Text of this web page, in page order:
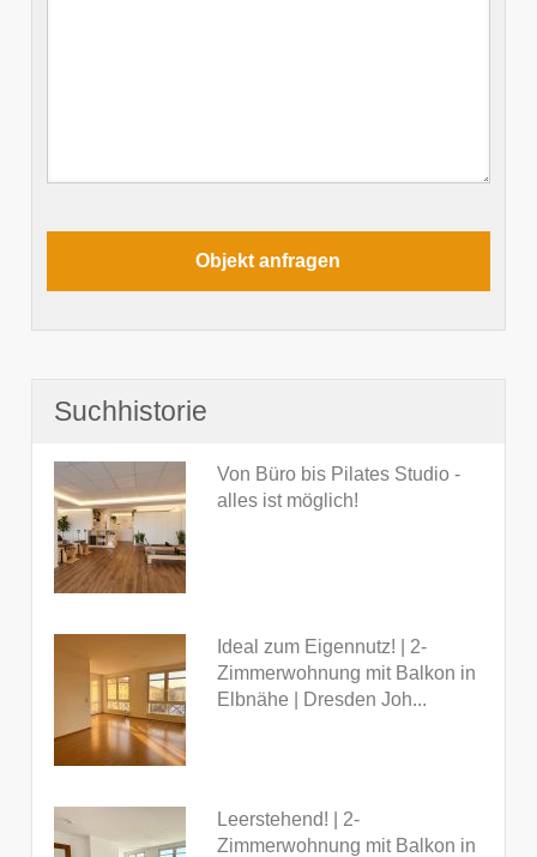
Suchhistorie
Von Büro bis Pilates Studio -
alles ist möglich!
Ideal zum Eigennutz! | 2-
Zimmerwohnung mit Balkon in
Elbnähe | Dresden Joh...
Leerstehend! | 2-
Zimmerwohnung mit Balkon in